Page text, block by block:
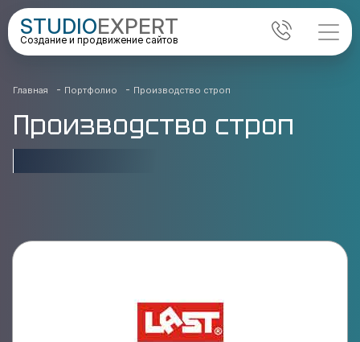
STUDIOEXPERT
Создание и продвижение сайтов
Главная - Портфолио - Производство строп
Производство строп